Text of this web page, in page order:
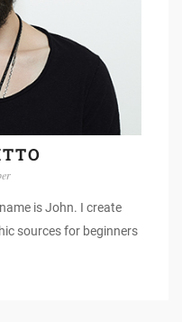
is John. I create
sources for beginners